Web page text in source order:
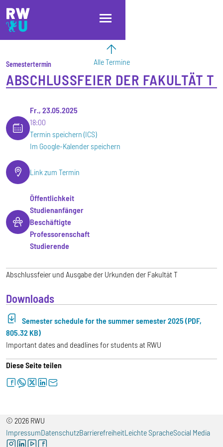
Direkt zum Inhalt
Direkt zur Hauptnavigation
Direkt zum Fußbereich
Alle Termine
Semestertermin
ABSCHLUSSFEIER DER FAKULTÄT T
Fr., 23.05.2025
18:00
Termin speichern (ICS)
Im Google-Kalender speichern
Link zum Termin
Öffentlichkeit
Studienanfänger
Beschäftigte
Professorenschaft
Studierende
Abschlussfeier und Ausgabe der Urkunden der Fakultät T
Downloads
Semester schedule for the summer semester 2025 (PDF,
805.32 KB)
Important dates and deadlines for students at RWU
Diese Seite teilen
facebookwhatsapptwitterlinkedinletter
© 2026 RWU
ImpressumDatenschutzBarrierefreiheitLeichte SpracheSocial Media
instagramlinkedinyoutubefacebook